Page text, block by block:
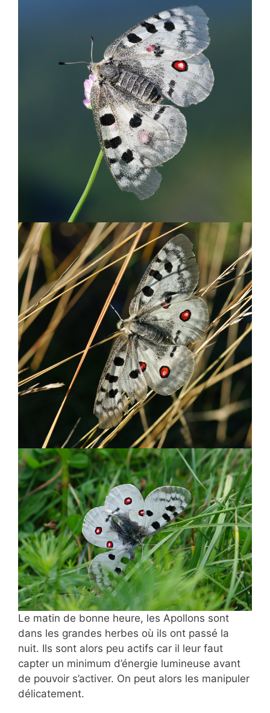
Le matin de bonne heure, les Apollons sont
dans les grandes herbes où ils ont passé la
nuit. Ils sont alors peu actifs car il leur faut
capter un minimum d’énergie lumineuse avant
de pouvoir s’activer. On peut alors les manipuler
délicatement.